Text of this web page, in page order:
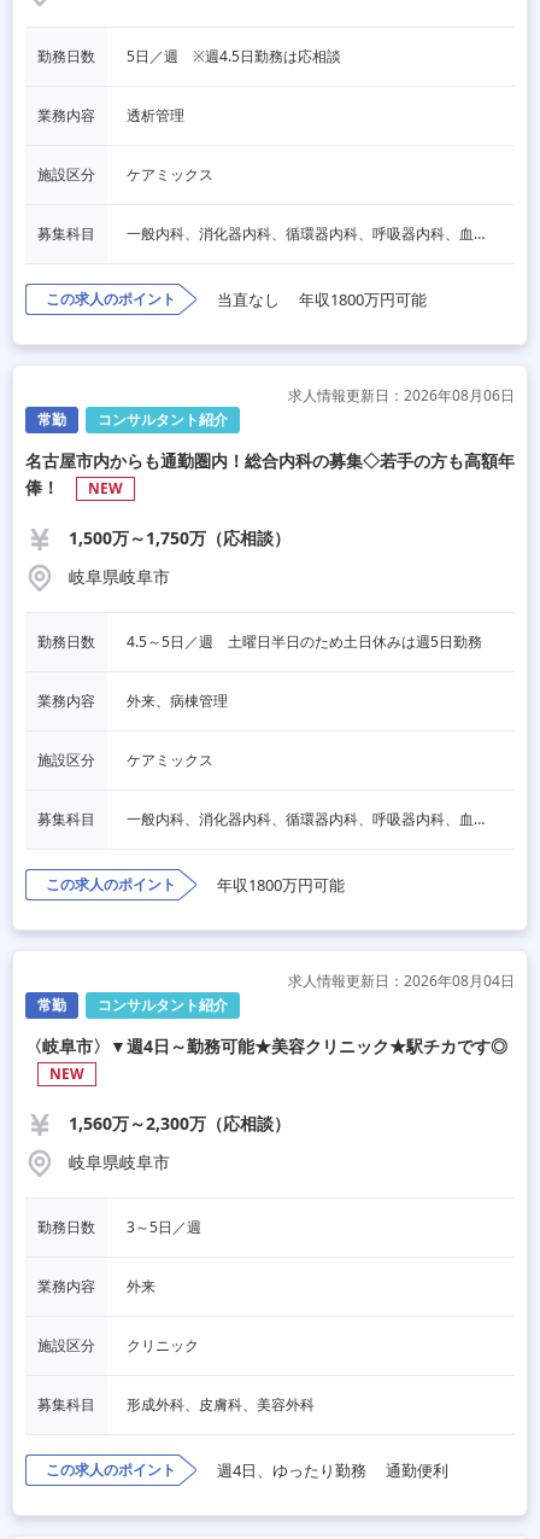
勤務日数 5日／週　※週4.5日勤務は応相談
業務内容 透析管理
施設区分 ケアミックス
募集科目 一般内科、消化器内科、循環器内科、呼吸器内科、血液内科、脳神経内科、内分泌内科、老人内科、一般外科、消化器外科、泌尿器科、人工透析、その他
この求人のポイント 当直なし 年収1800万円可能
常勤 コンサルタント紹介
求人情報更新日：2026年08月06日
名古屋市内からも通勤圏内！総合内科の募集◇若手の方も高額年
俸！
NEW
1,500万～1,750万（応相談）
岐阜県岐阜市
勤務日数 4.5～5日／週　土曜日半日のため土日休みは週5日勤務
業務内容 外来、病棟管理
施設区分 ケアミックス
募集科目 一般内科、消化器内科、循環器内科、呼吸器内科、血液内科、脳神経内科、内分泌内科、老人内科、その他
この求人のポイント 年収1800万円可能
常勤 コンサルタント紹介
求人情報更新日：2026年08月04日
〈岐阜市〉▼週4日～勤務可能★美容クリニック★駅チカです◎
NEW
1,560万～2,300万（応相談）
岐阜県岐阜市
勤務日数 3～5日／週
業務内容 外来
施設区分 クリニック
募集科目 形成外科、皮膚科、美容外科
この求人のポイント 週4日、ゆったり勤務 通勤便利